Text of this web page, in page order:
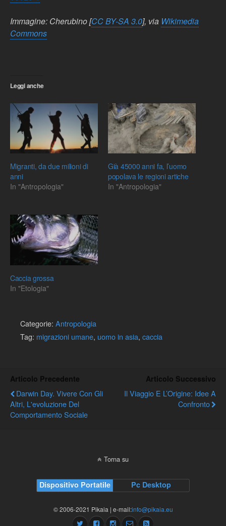
Immagine: Cherubino [CC BY-SA 3.0], via Wikimedia
Commons
Leggi anche
Migranti, da due milioni di
anni
In "Antropologia"
Già 45000 anni fa, l’uomo
popolava le regioni artiche
In "Antropologia"
Caccia grossa
In "Etologia"
Categorie: Antropologia
Tag: migrazioni umane, uomo in asia, caccia
Articolo Precedente
Darwin Day. Vivere Con Gli
Altri, L'evoluzione Del
Comportamento Sociale
Articolo Successivo
Il Viaggio E L’Origine: Idee A
Confronto
Torna su
Dispositivo Portatile Pc Desktop
© 2006-2021 Pikaia | e-mail:info@pikaia.eu